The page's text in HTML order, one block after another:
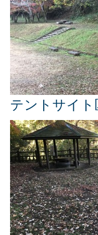
テントサイト